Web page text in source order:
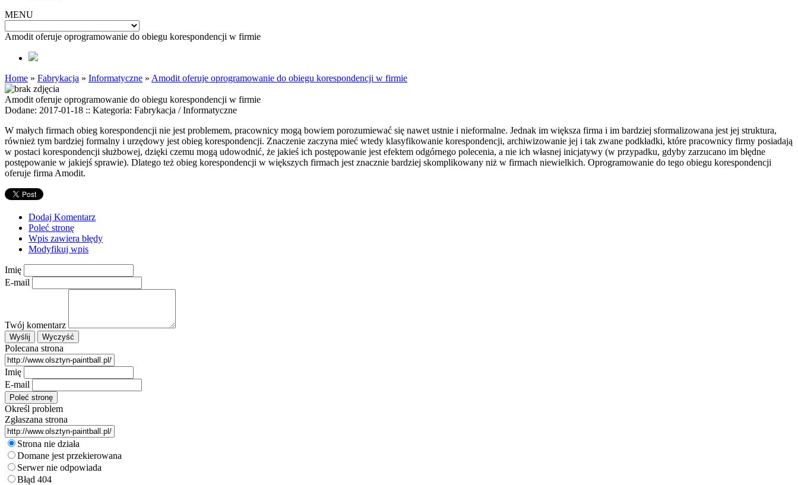
MENU
Amodit oferuje oprogramowanie do obiegu korespondencji w firmie
Home » Fabrykacja » Informatyczne » Amodit oferuje oprogramowanie do obiegu korespondencji w firmie
Amodit oferuje oprogramowanie do obiegu korespondencji w firmie
Dodane: 2017-01-18 :: Kategoria: Fabrykacja / Informatyczne
W małych firmach obieg korespondencji nie jest problemem, pracownicy mogą bowiem porozumiewać się nawet ustnie i nieformalne. Jednak im większa firma i im bardziej sformalizowana jest jej struktura,
również tym bardziej formalny i urzędowy jest obieg korespondencji. Znaczenie zaczyna mieć wtedy klasyfikowanie korespondencji, archiwizowanie jej i tak zwane podkładki, które pracownicy firmy posiadają
w postaci korespondencji służbowej, dzięki czemu mogą udowodnić, że jakieś ich postępowanie jest efektem odgórnego polecenia, a nie ich własnej inicjatywy (w przypadku, gdyby zarzucano im błędne
postępowanie w jakiejś sprawie). Dlatego też obieg korespondencji w większych firmach jest znacznie bardziej skomplikowany niż w firmach niewielkich. Oprogramowanie do tego obiegu korespondencji
oferuje firma Amodit.
Dodaj Komentarz
Poleć stronę
Wpis zawiera błędy
Modyfikuj wpis
Imię
E-mail
Twój komentarz
Polecana strona
Imię
E-mail
Określ problem
Zgłaszana strona
Strona nie działa
Domane jest przekierowana
Serwer nie odpowiada
Błąd 404